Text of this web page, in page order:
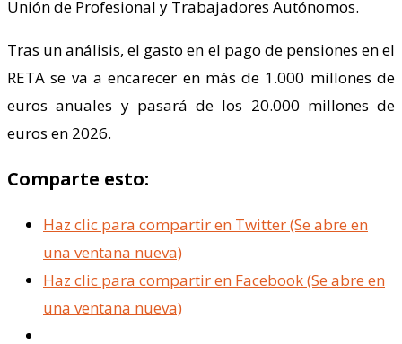
Unión de Profesional y Trabajadores Autónomos.
Tras un análisis, el gasto en el pago de pensiones en el
RETA se va a encarecer en más de 1.000 millones de
euros anuales y pasará de los 20.000 millones de
euros en 2026.
Comparte esto:
Haz clic para compartir en Twitter (Se abre en
una ventana nueva)
Haz clic para compartir en Facebook (Se abre en
una ventana nueva)